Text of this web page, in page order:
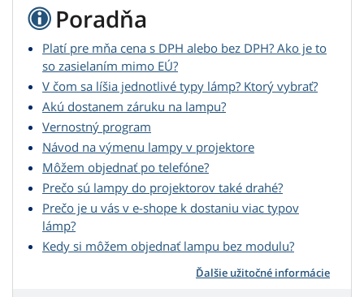
Poradňa
Platí pre mňa cena s DPH alebo bez DPH? Ako je to
so zasielaním mimo EÚ?
V čom sa líšia jednotlivé typy lámp? Ktorý vybrať?
Akú dostanem záruku na lampu?
Vernostný program
Návod na výmenu lampy v projektore
Môžem objednať po telefóne?
Prečo sú lampy do projektorov také drahé?
Prečo je u vás v e-shope k dostaniu viac typov
lámp?
Kedy si môžem objednať lampu bez modulu?
Ďalšie užitočné informácie